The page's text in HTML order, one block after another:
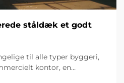
ståldæk et godt
til alle typer byggeri,
kontor, en